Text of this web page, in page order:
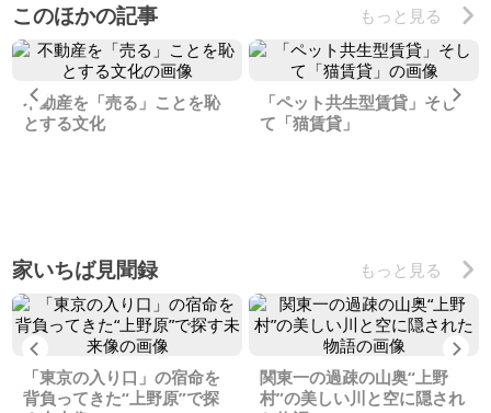
このほかの記事 もっと見る
Previous
不動産を「売る」ことを恥
とする文化
「ペット共生型賃貸」そし
て「猫賃貸」
家いちば見聞録 もっと見る
Previous
「東京の入り口」の宿命を
背負ってきた“上野原”で探
関東一の過疎の山奥“上野
村”の美しい川と空に隠され